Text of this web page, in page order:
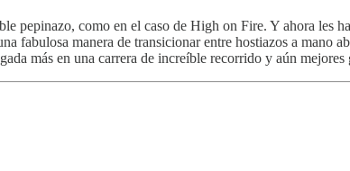
pepinazo, como en el caso de High on Fire. Y ahora les
fabulosa manera de transicionar entre hostiazos a mano
más en una carrera de increíble recorrido y aún mejores